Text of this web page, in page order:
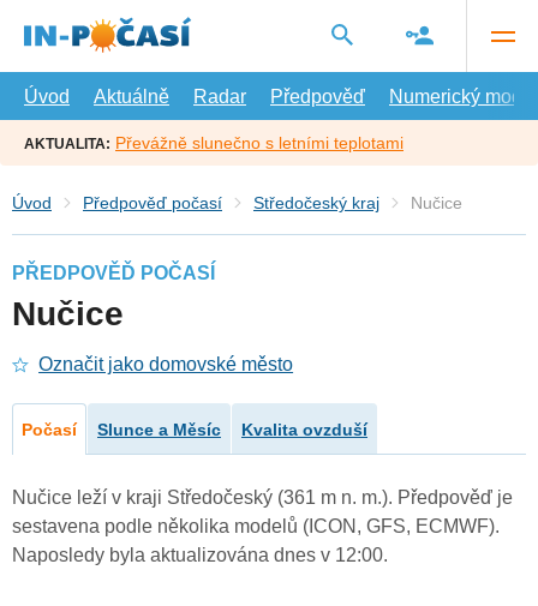
hlavní
Úvod
Aktuálně Radar Předpověď Numerický model
AKTUALITA: Převážně slunečno s letními teplotami
Úvod Předpověď počasí Středočeský kraj Nučice
PŘEDPOVĚĎ POČASÍ
Nučice
Označit jako domovské město
Počasí Slunce a Měsíc Kvalita ovzduší
Nučice leží v kraji Středočeský (361 m n. m.). Předpověď je
sestavena podle několika modelů (ICON, GFS, ECMWF).
Naposledy byla aktualizována dnes v 12:00.